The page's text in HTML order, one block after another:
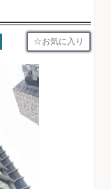
お気に入り